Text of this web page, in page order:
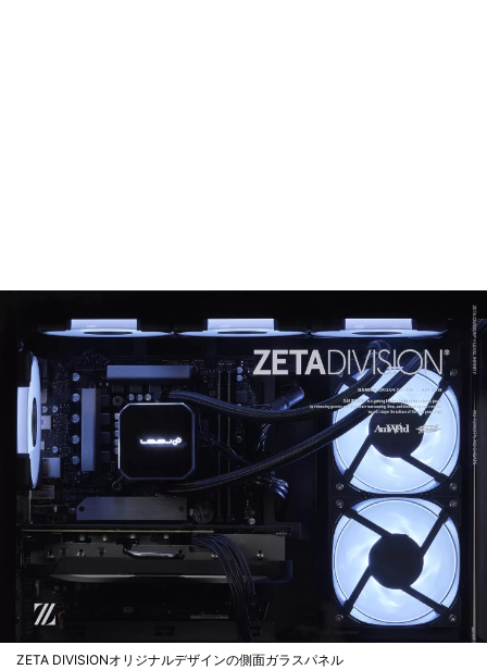
ZETA DIVISIONオリジナルデザインの側面ガラスパネル